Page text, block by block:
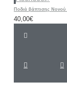
40,00€